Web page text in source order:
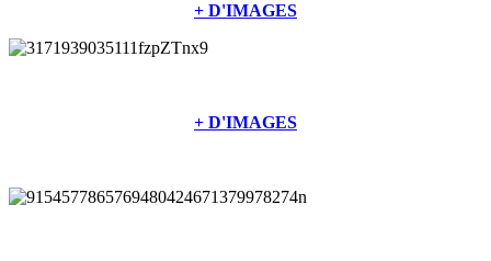
+ D'IMAGES
+ D'IMAGES